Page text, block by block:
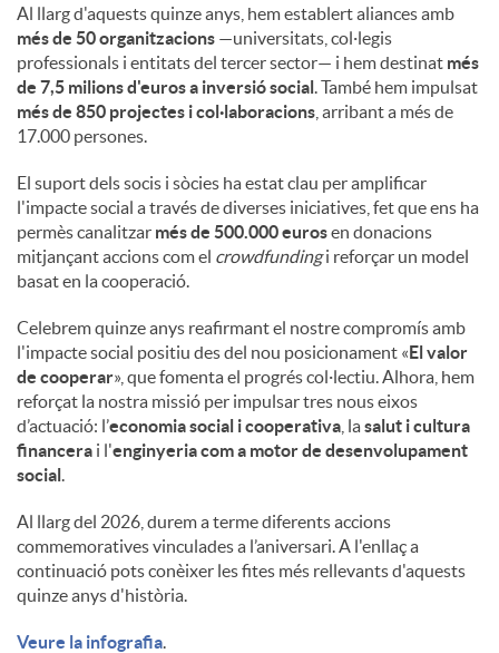
t
i
n
g
u
t
s
Al llarg d'aquests quinze anys, hem establert aliances amb
més de 50 organitzacions —universitats, col·legis
professionals i entitats del tercer sector— i hem destinat més
de 7,5 milions d'euros a inversió social . També hem impulsat
més de 850 projectes i col·laboracions , arribant a més de
17.000 persones.
El suport dels socis i sòcies ha estat clau per amplificar
l'impacte social a través de diverses iniciatives, fet que ens ha
permès canalitzar més de 500.000 eurosen donacions
mitjançant accions com el crowdfundingi reforçar un model
basat en la cooperació.
Celebrem quinze anys reafirmant el nostre compromís amb
l'impacte social positiu des del nou posicionament «El valor
de cooperar», que fomenta el progrés col·lectiu. Alhora, hem
reforçat la nostra missió per impulsar tres nous eixos
d’actuació: l’economia social i cooperativa , lasalut i cultura
financera i l'enginyeria com a motor de desenvolupament
social
Al llarg del 2026, durem a terme diferents accions
commemoratives vinculades a l’aniversari. A l'enllaç a
continuació pots conèixer les fites més rellevants d'aquests
quinze anys d'història.
Veure la infografia